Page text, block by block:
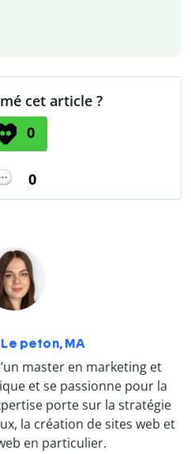
cet article ?
0
0
peton, MA
master en marketing et
et se passionne pour la
porte sur la stratégie
la création de sites web et
en particulier.